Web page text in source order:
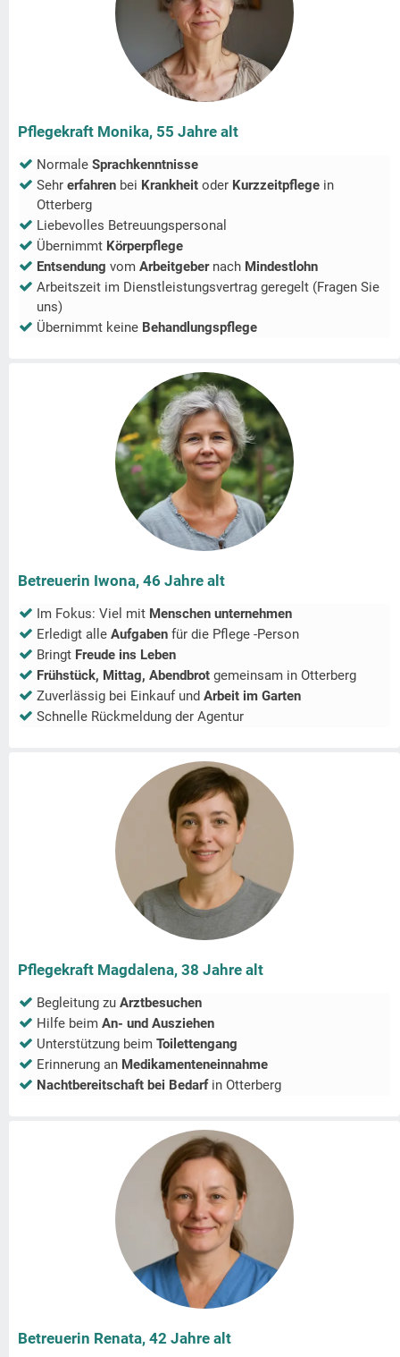
Pflegekraft Monika, 55 Jahre alt
Normale Sprachkenntnisse
Sehr erfahren bei Krankheit oder Kurzzeitpflege in
Otterberg
Liebevolles Betreuungspersonal
Übernimmt Körperpflege
Entsendung vom Arbeitgeber nach Mindestlohn
Arbeitszeit im Dienstleistungsvertrag geregelt (Fragen Sie
uns)
Übernimmt keine Behandlungspflege
Betreuerin Iwona, 46 Jahre alt
Im Fokus: Viel mit Menschen unternehmen
Erledigt alle Aufgaben für die Pflege -Person
Bringt Freude ins Leben
Frühstück, Mittag, Abendbrot gemeinsam in Otterberg
Zuverlässig bei Einkauf und Arbeit im Garten
Schnelle Rückmeldung der Agentur
Pflegekraft Magdalena, 38 Jahre alt
Begleitung zu Arztbesuchen
Hilfe beim An- und Ausziehen
Unterstützung beim Toilettengang
Erinnerung an Medikamenteneinnahme
Nachtbereitschaft bei Bedarfin Otterberg
Betreuerin Renata, 42 Jahre alt